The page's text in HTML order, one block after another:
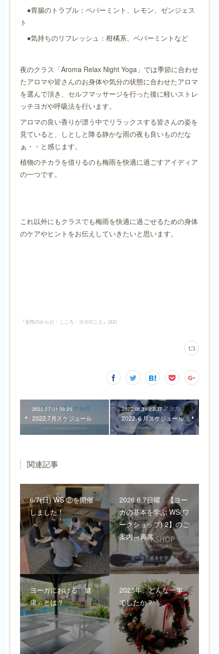
●胃腸のトラブル：ペパーミント、レモン、ゼンジェス
ト
●気持ちのリフレッシュ：柑橘系、ペパーミントなど
夜のクラス「Aroma Relax Night Yoga」では季節に合わせ
たアロマや皆さんのお身体や気分の状態に合わせたアロマ
を選んで頂き、セルフマッサージを行った後に軽いストレ
ッチヨガや呼吸法を行います。
アロマの良い香りが漂う中でリラックスする皆さんの姿を
見ていると、しとしと降る静かな雨の夜も良いものだな
ぁ・・と感じます。
植物のチカラを借りるのも梅雨を快適に過ごすアイディア
の一つです。
これ以外にもクラスでも梅雨を快適に過ごせるための身体
のケアやヒントをお伝えしていきたいと思います。
『女性のからだ・こころ・ヨガのこと』 (32)
2022.07.01 09:25
2022.7月スケジュール
2022.05.31 23:37
2022.６月スケジュール
関連記事
6/7(日) WS ②を開催
しました！
2026.6.7日曜 【ヨー
ガの基本を学ぶ WS(ワ
ークショップ) 2】のご
案内→満席
ヨーガにおける「健
康」とは？
2025年、どんな一年
でしたか？